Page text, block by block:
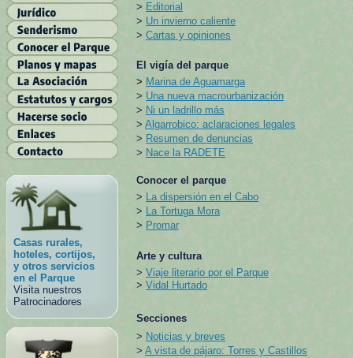
Casas rurales,
hoteles, cortijos,
y otros servicios
en el Parque
Visita nuestros
Patrocinadores
> Editorial
> Un invierno caliente
> Cartas y opiniones
El vigía del parque
> Marina de Aguamarga
> Una nueva macrourbanización
> Ni un ladrillo más
> Algarrobico: aclaraciones legales
> Resumen de denuncias
> Nace la RADETE
Conocer el parque
> La dispersión en el Cabo
> La Tortuga Mora
> Promar
Arte y cultura
> Viaje literario por el Parque
> Vidal Hurtado
Secciones
> Noticias y breves
> A vista de pájaro: Torres y Castillos